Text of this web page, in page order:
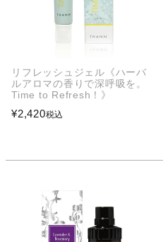
リフレッシュジェル《ハーバ
ルアロマの香りで深呼吸を。
Time to Refresh！》
¥2,420税込